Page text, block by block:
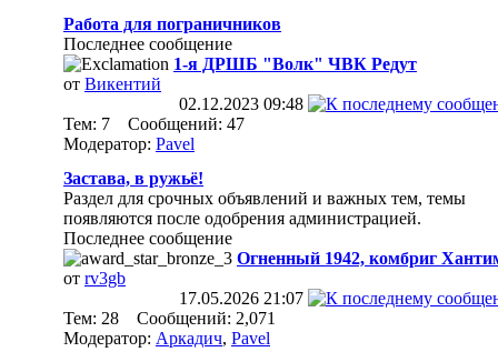
Работа для пограничников
Последнее сообщение
1-я ДРШБ "Волк" ЧВК Редут
от Викентий
02.12.2023 09:48
Тем: 7 Сообщений: 47
Модератор: Pavel
Застава, в ружьё!
Раздел для срочных объявлений и важных тем, темы
появляются после одобрения администрацией.
Последнее сообщение
Огненный 1942, комбриг
от rv3gb
17.05.2026 21:07
Тем: 28 Сообщений: 2,071
Модератор: Аркадич, Pavel